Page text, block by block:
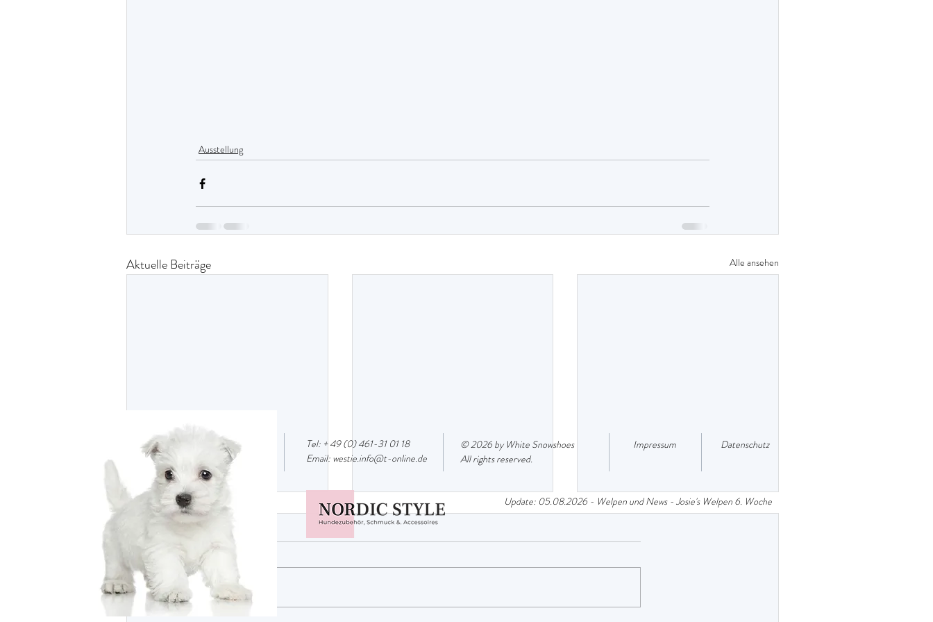
Ausstellung
Aktuelle Beiträge Alle ansehen
23.11.2025 DTK Holsted
1 Kommentar
Kommentar verfassen...
Tel: + 49 (0) 461-31 01 18
Email: westie.info@t-online.de
© 2026 by White Snowshoes
All rights reserved.
Impressum Datenschutz
Update: 05.08.2026 - Welpen und News - Josie's Welpen 6. Woche